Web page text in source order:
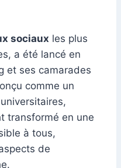
sociaux les plus
a été lancé en
et ses camarades
comme un
transformé en une
à tous,
de